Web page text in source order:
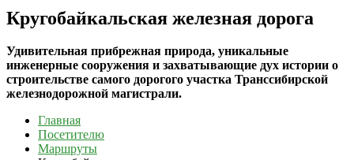
Кругобайкальская железная дорога
Удивительная прибрежная природа, уникальные
инженерные сооружения и захватывающие дух истории о
строительстве самого дорогого участка Транссибирской
железнодорожной магистрали.
Главная
Посетителю
Маршруты